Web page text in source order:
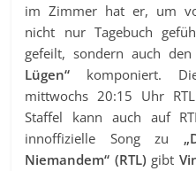
im Zimmer hat er, um
nicht nur Tagebuch
gefeilt, sondern auch den
Lügen“ komponiert.
mittwochs 20:15 Uhr
Staffel kann auch auf
innoffizielle Song zu
Niemandem“ (RTL)gibt